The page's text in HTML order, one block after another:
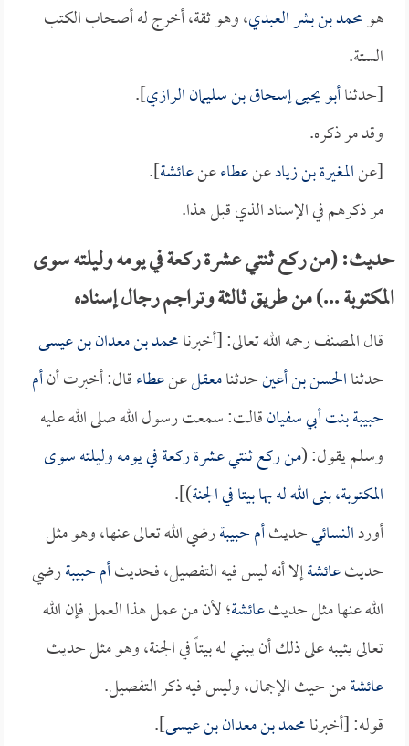
هومحمد بن بشر العبدي، وهو ثقة، أخرج له أصحاب الكتب
الستة.
[حدثناأبو يحيى إسحاق بن سليمان الرازي].
وقد مر ذكره.
[عنالمغيرة بن زيادعنعطاءعنعائشة].
مر ذكرهم في الإسناد الذي قبل هذا.
حديث: (من ركع ثنتي عشرة ركعة في يومه وليلته سوى
المكتوبة ...) من طريق ثالثة وتراجم رجال إسناده
قال المصنف رحمه الله تعالى: [أخبرنامحمد بن معدان بن عيسى
حدثناالحسن بن أعينحدثنامعقلعنعطاءقال: أخبرت أنأم
حبيبة بنت أبي سفيانقالت: سمعت رسول الله صلى الله عليه
وسلم يقول: (من ركع ثنتي عشرة ركعة في يومه وليلته سوى
المكتوبة، بنى الله له بها بيتا في الجنة)].
أوردالنسائيحديثأم حبيبةرضي الله تعالى عنها، وهو مثل
حديثعائشةإلا أنه ليس فيه التفصيل، فحديثأم حبيبةرضي
الله عنها مثل حديثعائشة؛ لأن من عمل هذا العمل فإن الله
تعالى يثيبه على ذلك أن يبني له بيتاً في الجنة، وهو مثل حديث
عائشةمن حيث الإجمال، وليس فيه ذكر التفصيل.
قوله: [أخبرنامحمد بن معدان بن عيسى].